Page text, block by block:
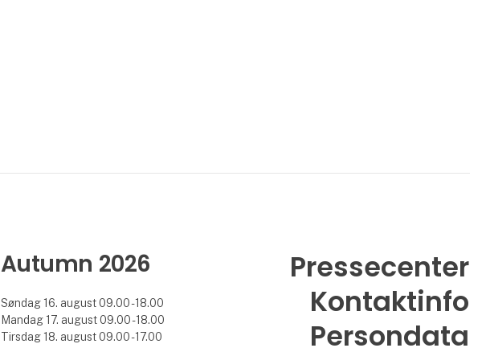
Autumn 2026
Søndag 16. august 09.00 - 18.00
Mandag 17. august 09.00 - 18.00
Tirsdag 18. august 09.00 - 17.00
Pressecenter
Kontaktinfo
Persondata